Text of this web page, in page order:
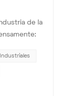
de la
en